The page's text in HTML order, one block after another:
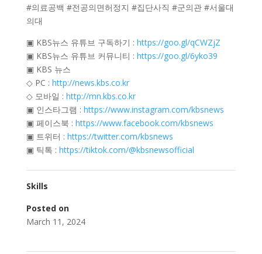
#의료공백 #전공의면허정지 #집단사직 #군의관 #서울대
의대
▣ KBS뉴스 유튜브 구독하기 : https://goo.gl/qCWZjZ
▣ KBS뉴스 유튜브 커뮤니티 : https://goo.gl/6yko39
▣ KBS 뉴스
◇ PC : http://news.kbs.co.kr
◇ 모바일 : http://mn.kbs.co.kr
▣ 인스타그램 : https://www.instagram.com/kbsnews
▣ 페이스북 : https://www.facebook.com/kbsnews
▣ 트위터 : https://twitter.com/kbsnews
▣ 틱톡 : https://tiktok.com/@kbsnewsofficial
Skills
Posted on
March 11, 2024